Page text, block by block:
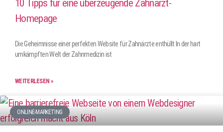
10 Tipps für eine überzeugende Zahnarzt-
Homepage
Die Geheimnisse einer perfekten Website für Zahnärzte enthüllt In der hart
umkämpften Welt der Zahnmedizin ist
WEITERLESEN »
ONLINE-MARKETING